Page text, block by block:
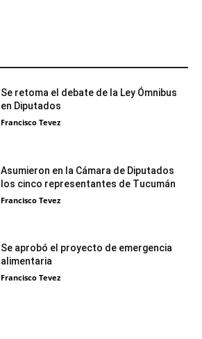
Se retoma el debate de la Ley Ómnibus
en Diputados
Francisco Tevez
Asumieron en la Cámara de Diputados
los cinco representantes de Tucumán
Francisco Tevez
Se aprobó el proyecto de emergencia
alimentaria
Francisco Tevez